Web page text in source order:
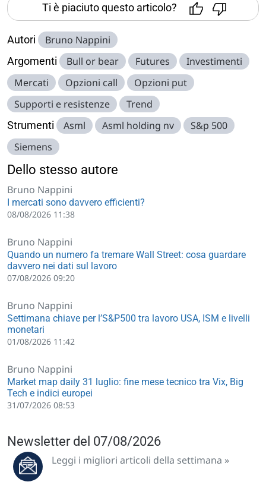
Ti è piaciuto questo articolo?
Autori Bruno Nappini
Argomenti Bull or bear Futures
Investimenti
Mercati
Opzioni call
Opzioni put
Supporti e resistenze
Trend
Strumenti Asml Asml holding nv
S&p 500
Siemens
Dello stesso autore
Bruno Nappini
I mercati sono davvero efficienti?
08/08/2026 11:38
Bruno Nappini
Quando un numero fa tremare Wall Street: cosa guardare
davvero nei dati sul lavoro
07/08/2026 09:20
Bruno Nappini
Settimana chiave per l’S&P500 tra lavoro USA, ISM e livelli
monetari
01/08/2026 11:42
Bruno Nappini
Market map daily 31 luglio: fine mese tecnico tra Vix, Big
Tech e indici europei
31/07/2026 08:53
Newsletter del 07/08/2026
Leggi i migliori articoli della settimana »